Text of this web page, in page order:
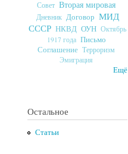
Совет Вторая мировая
Дневник Договор МИД
СССР НКВД ОУН Октябрь
1917 года Письмо
Соглашение Терроризм
Эмиграция
Ещё
Остальное
Статьи